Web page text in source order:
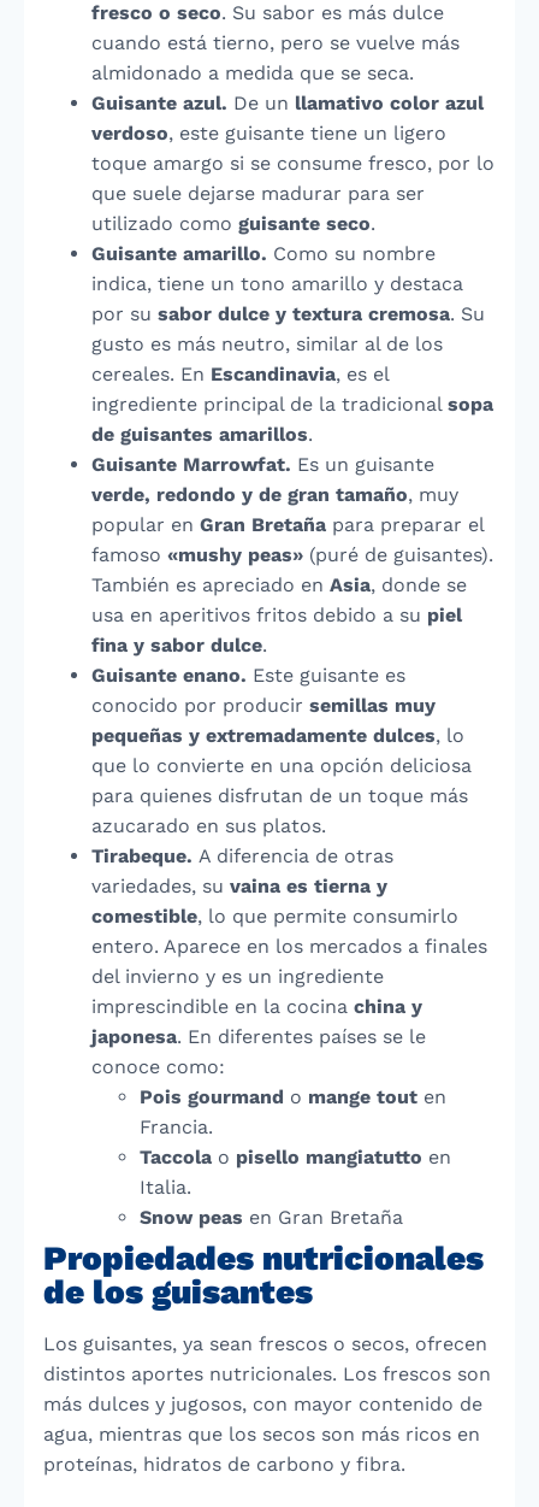
fresco o seco. Su sabor es más dulce
cuando está tierno, pero se vuelve más
almidonado a medida que se seca.
Guisante azul. De un llamativo color azul
verdoso, este guisante tiene un ligero
toque amargo si se consume fresco, por lo
que suele dejarse madurar para ser
utilizado como guisante seco.
Guisante amarillo. Como su nombre
indica, tiene un tono amarillo y destaca
por su sabor dulce y textura cremosa. Su
gusto es más neutro, similar al de los
cereales. En Escandinavia, es el
ingrediente principal de la tradicional sopa
de guisantes amarillos.
Guisante Marrowfat. Es un guisante
verde, redondo y de gran tamaño, muy
popular en Gran Bretaña para preparar el
famoso «mushy peas» (puré de guisantes).
También es apreciado en Asia, donde se
usa en aperitivos fritos debido a su piel
fina y sabor dulce.
Guisante enano. Este guisante es
conocido por producir semillas muy
pequeñas y extremadamente dulces, lo
que lo convierte en una opción deliciosa
para quienes disfrutan de un toque más
azucarado en sus platos.
Tirabeque. A diferencia de otras
variedades, su vaina es tierna y
comestible, lo que permite consumirlo
entero. Aparece en los mercados a finales
del invierno y es un ingrediente
imprescindible en la cocina china y
japonesa. En diferentes países se le
conoce como:
Pois gourmand o mange tout en
Francia.
Taccola o pisello mangiatutto en
Italia.
Snow peas en Gran Bretaña
Propiedades nutricionales
de los guisantes
Los guisantes, ya sean frescos o secos, ofrecen
distintos aportes nutricionales. Los frescos son
más dulces y jugosos, con mayor contenido de
agua, mientras que los secos son más ricos en
proteínas, hidratos de carbono y fibra.